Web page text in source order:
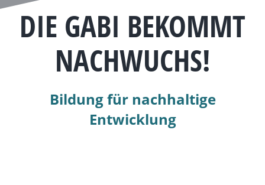
DIE GABI BEKOMMT
NACHWUCHS!
Bildung für nachhaltige
Entwicklung